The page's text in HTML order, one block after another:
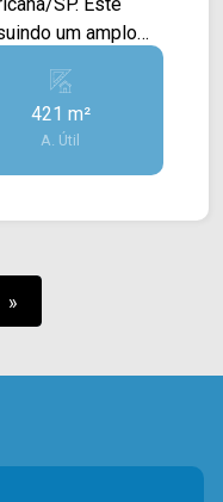
um amplo
fachada
e descarga.
> 02 vagas
Luiz de Queiroz
421 m²
A. Útil
»